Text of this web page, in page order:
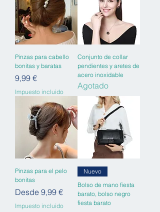
Pinzas para cabello
bonitas y baratas
Precio
9,99 €
Impuesto incluido
Conjunto de collar
pendientes y aretes de
acero inoxidable
Agotado
Pinzas para el pelo
bonitas
Desde 9,99 €
Precio de oferta
Impuesto incluido
Nuevo
Bolso de mano fiesta
barato, bolso negro
fiesta barato